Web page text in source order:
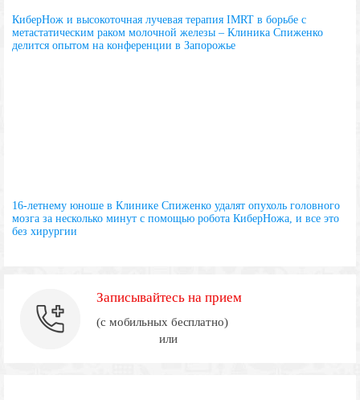
КиберНож и высокоточная лучевая терапия IMRT в борьбе с
метастатическим раком молочной железы – Клиника Спиженко
делится опытом на конференции в Запорожье
16-летнему юноше в Клинике Спиженко удалят опухоль головного
мозга за несколько минут с помощью робота КиберНожа, и все это
без хирургии
Записывайтесь на прием
(с мобильных бесплатно)
или